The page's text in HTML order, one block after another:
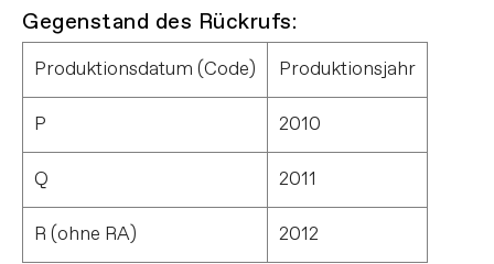
Gegenstand des Rückrufs:
Produktionsdatum (Code) Produktionsjahr
P 2010
Q 2011
R (ohne RA)
2012